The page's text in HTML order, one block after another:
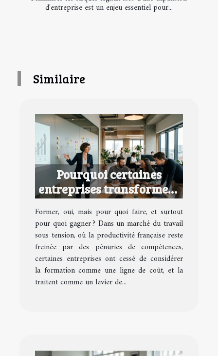
d'entreprise est un enjeu essentiel pour...
Similaire
Pourquoi certaines
entreprises transforment
la formation en avantage
concurrentiel
Former, oui, mais pour quoi faire, et surtout
pour quoi gagner ? Dans un marché du travail
sous tension, où la productivité française reste
freinée par des pénuries de compétences,
certaines entreprises ont cessé de considérer
la formation comme une ligne de coût, et la
traitent comme un levier de...